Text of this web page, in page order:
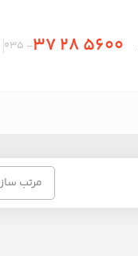
37 28 5600
– 035